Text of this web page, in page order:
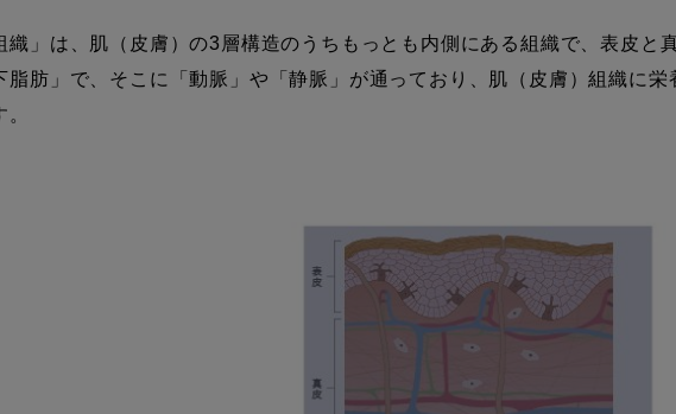
織」は、肌（皮膚）の3層構造のうちもっとも内側にある組織で、表皮と
脂肪」で、そこに「動脈」や「静脈」が通っており、肌（皮膚）組織に